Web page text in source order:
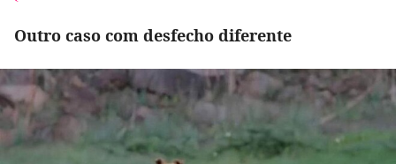
Outro caso com desfecho diferente